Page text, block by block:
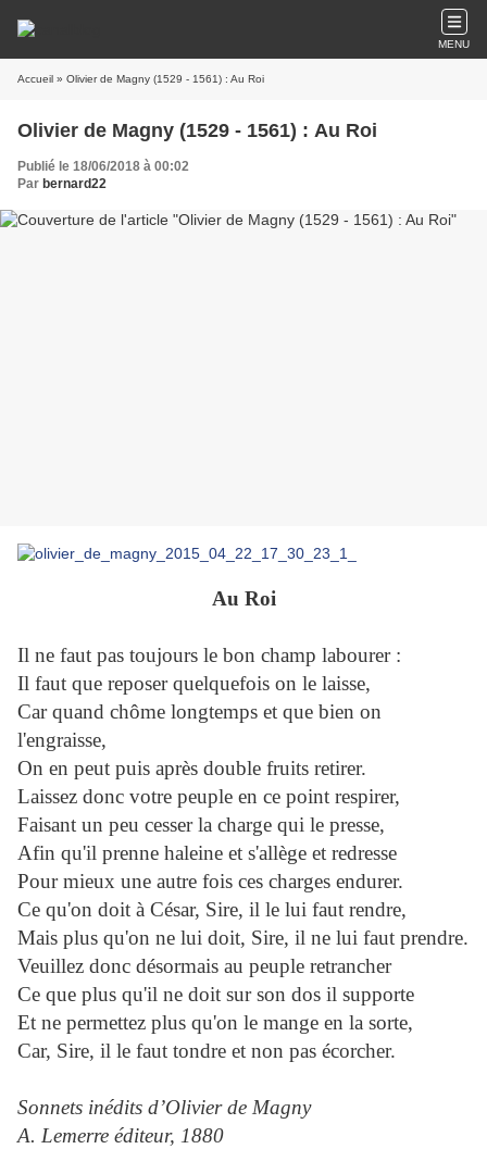
MENU
Accueil » Olivier de Magny (1529 - 1561) : Au Roi
Olivier de Magny (1529 - 1561) : Au Roi
Publié le 18/06/2018 à 00:02
Par bernard22
Au Roi
Il ne faut pas toujours le bon champ labourer :
Il faut que reposer quelquefois on le laisse,
Car quand chôme longtemps et que bien on
l'engraisse,
On en peut puis après double fruits retirer.
Laissez donc votre peuple en ce point respirer,
Faisant un peu cesser la charge qui le presse,
Afin qu'il prenne haleine et s'allège et redresse
Pour mieux une autre fois ces charges endurer.
Ce qu'on doit à César, Sire, il le lui faut rendre,
Mais plus qu'on ne lui doit, Sire, il ne lui faut prendre.
Veuillez donc désormais au peuple retrancher
Ce que plus qu'il ne doit sur son dos il supporte
Et ne permettez plus qu'on le mange en la sorte,
Car, Sire, il le faut tondre et non pas écorcher.
Sonnets inédits d’Olivier de Magny
A. Lemerre éditeur, 1880